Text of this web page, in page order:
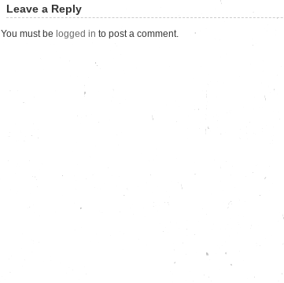
Leave a Reply
You must be logged in to post a comment.